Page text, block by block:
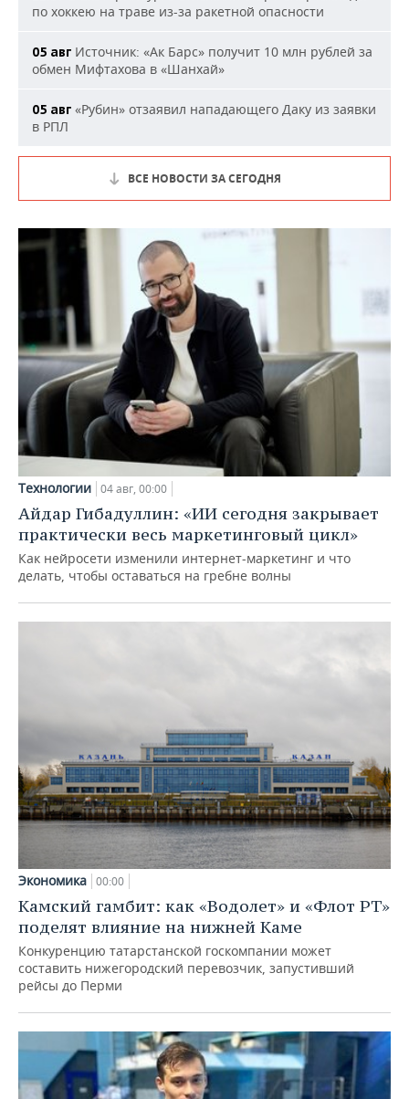
по хоккею на траве из-за ракетной опасности
05 авг Источник: «Ак Барс» получит 10 млн рублей за
обмен Мифтахова в «Шанхай»
05 авг «Рубин» отзаявил нападающего Даку из заявки
в РПЛ
ВСЕ НОВОСТИ ЗА СЕГОДНЯ
Технологии 04 авг, 00:00
Айдар Гибадуллин: «ИИ сегодня закрывает
практически весь маркетинговый цикл»
Как нейросети изменили интернет-маркетинг и что
делать, чтобы оставаться на гребне волны
Экономика 00:00
Камский гамбит: как «Водолет» и «Флот РТ»
поделят влияние на нижней Каме
Конкуренцию татарстанской госкомпании может
составить нижегородский перевозчик, запустивший
рейсы до Перми